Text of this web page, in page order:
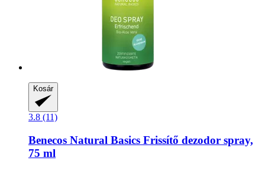
Kosár
3.8 (11)
Benecos Natural Basics Frissítő dezodor spray,
75 ml